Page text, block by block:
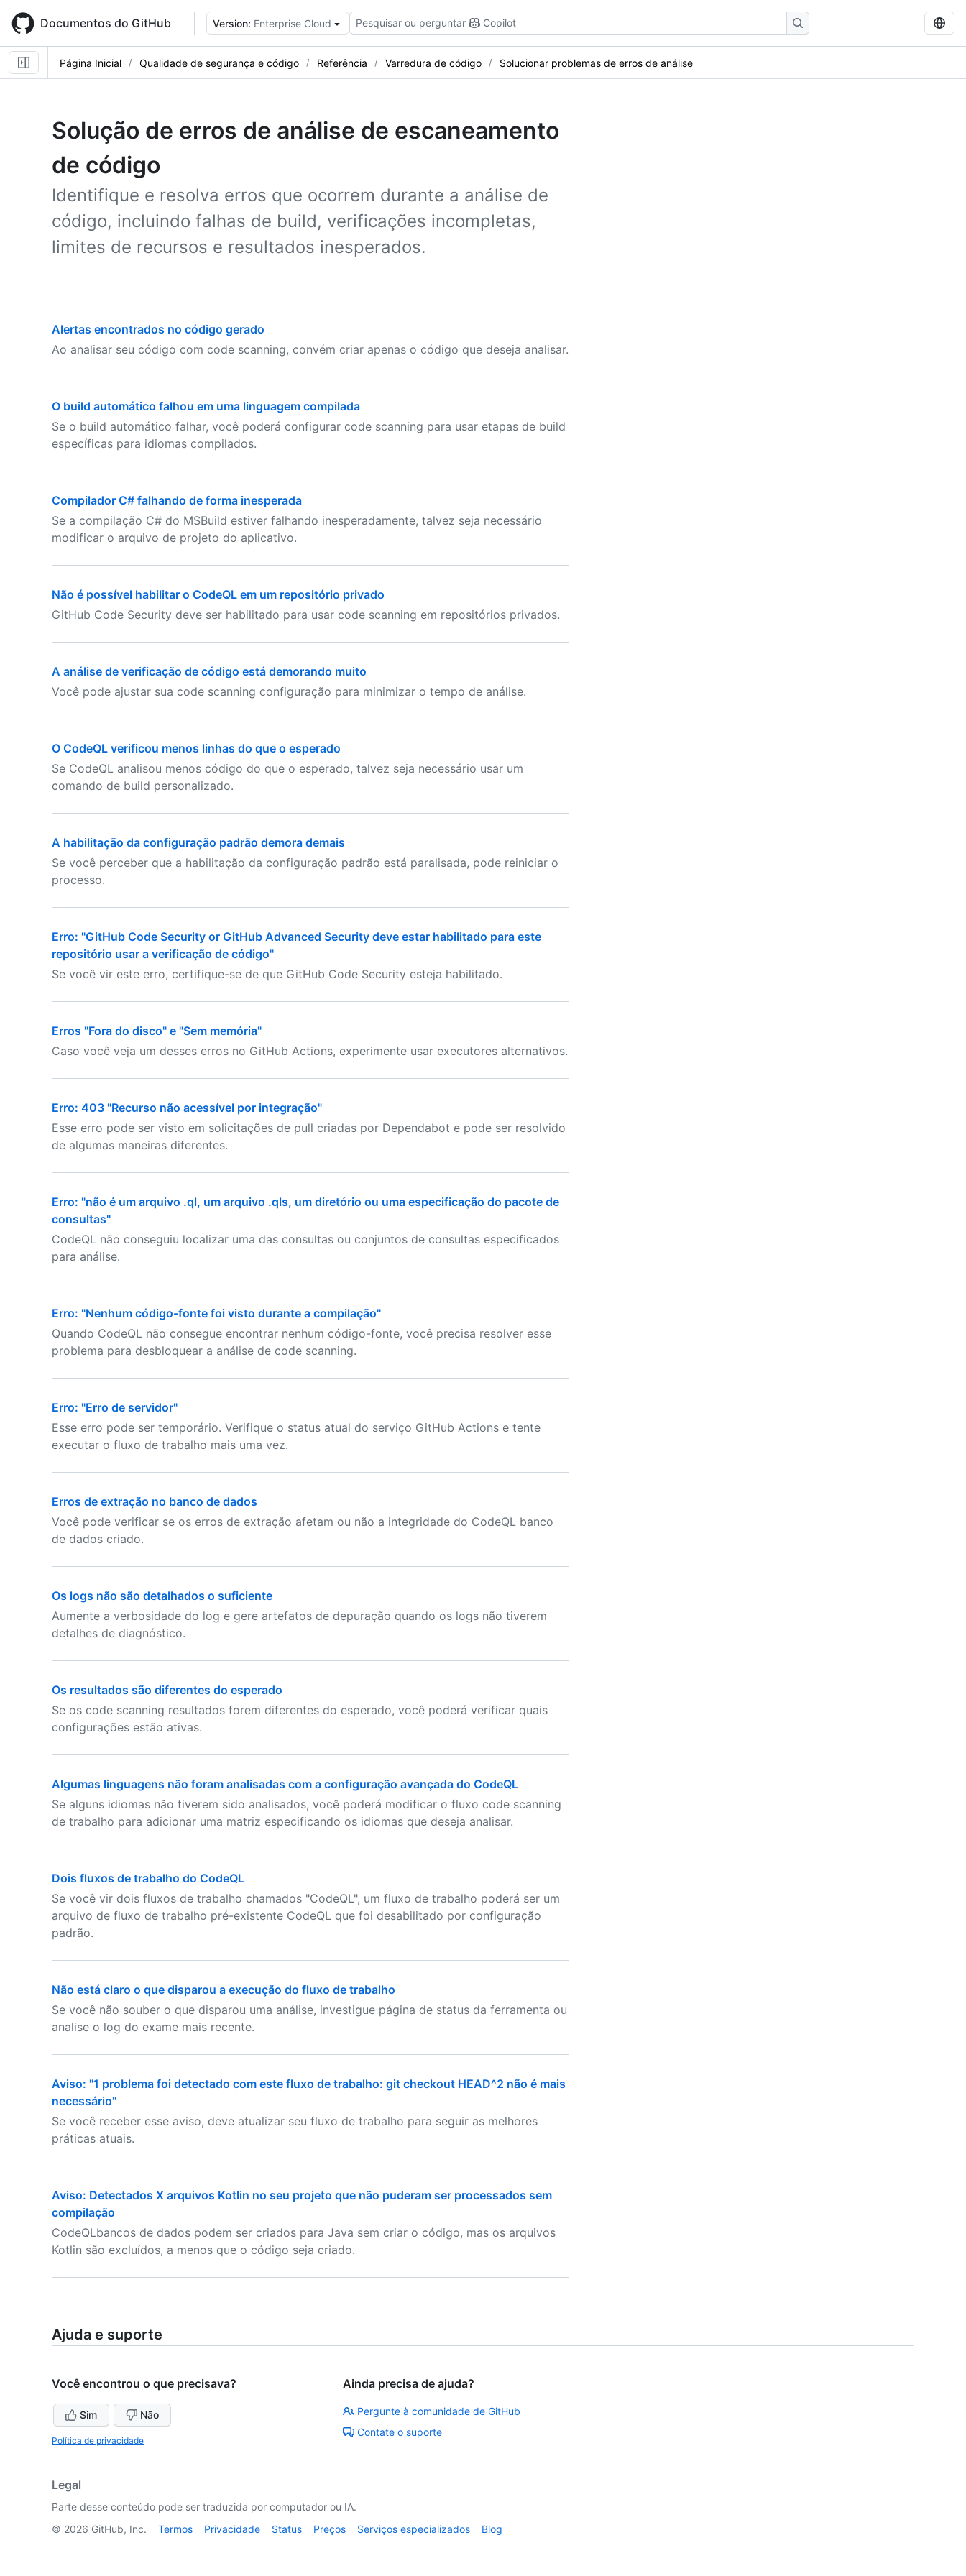
main
content
Documentos do GitHub Version: Enterprise Cloud Pesquisar ou perguntar Copilot
Página Inicial Qualidade de segurança e código Referência Varredura de código Solucionar problemas de erros de análise
Solução de erros de análise de escaneamento
de código
Identifique e resolva erros que ocorrem durante a análise de
código, incluindo falhas de build, verificações incompletas,
limites de recursos e resultados inesperados.
Alertas encontrados no código gerado
Ao analisar seu código com code scanning, convém criar apenas o código que deseja analisar.
O build automático falhou em uma linguagem compilada
Se o build automático falhar, você poderá configurar code scanning para usar etapas de build
específicas para idiomas compilados.
Compilador C# falhando de forma inesperada
Se a compilação C# do MSBuild estiver falhando inesperadamente, talvez seja necessário
modificar o arquivo de projeto do aplicativo.
Não é possível habilitar o CodeQL em um repositório privado
GitHub Code Security deve ser habilitado para usar code scanning em repositórios privados.
A análise de verificação de código está demorando muito
Você pode ajustar sua code scanning configuração para minimizar o tempo de análise.
O CodeQL verificou menos linhas do que o esperado
Se CodeQL analisou menos código do que o esperado, talvez seja necessário usar um
comando de build personalizado.
A habilitação da configuração padrão demora demais
Se você perceber que a habilitação da configuração padrão está paralisada, pode reiniciar o
processo.
Erro: "GitHub Code Security or GitHub Advanced Security deve estar habilitado para este
repositório usar a verificação de código"
Se você vir este erro, certifique-se de que GitHub Code Security esteja habilitado.
Erros "Fora do disco" e "Sem memória"
Caso você veja um desses erros no GitHub Actions, experimente usar executores alternativos.
Erro: 403 "Recurso não acessível por integração"
Esse erro pode ser visto em solicitações de pull criadas por Dependabot e pode ser resolvido
de algumas maneiras diferentes.
Erro: "não é um arquivo .ql, um arquivo .qls, um diretório ou uma especificação do pacote de
consultas"
CodeQL não conseguiu localizar uma das consultas ou conjuntos de consultas especificados
para análise.
Erro: "Nenhum código-fonte foi visto durante a compilação"
Quando CodeQL não consegue encontrar nenhum código-fonte, você precisa resolver esse
problema para desbloquear a análise de code scanning.
Erro: "Erro de servidor"
Esse erro pode ser temporário. Verifique o status atual do serviço GitHub Actions e tente
executar o fluxo de trabalho mais uma vez.
Erros de extração no banco de dados
Você pode verificar se os erros de extração afetam ou não a integridade do CodeQL banco
de dados criado.
Os logs não são detalhados o suficiente
Aumente a verbosidade do log e gere artefatos de depuração quando os logs não tiverem
detalhes de diagnóstico.
Os resultados são diferentes do esperado
Se os code scanning resultados forem diferentes do esperado, você poderá verificar quais
configurações estão ativas.
Algumas linguagens não foram analisadas com a configuração avançada do CodeQL
Se alguns idiomas não tiverem sido analisados, você poderá modificar o fluxo code scanning
de trabalho para adicionar uma matriz especificando os idiomas que deseja analisar.
Dois fluxos de trabalho do CodeQL
Se você vir dois fluxos de trabalho chamados "CodeQL", um fluxo de trabalho poderá ser um
arquivo de fluxo de trabalho pré-existente CodeQL que foi desabilitado por configuração
padrão.
Não está claro o que disparou a execução do fluxo de trabalho
Se você não souber o que disparou uma análise, investigue página de status da ferramenta ou
analise o log do exame mais recente.
Aviso: "1 problema foi detectado com este fluxo de trabalho: git checkout HEAD^2 não é mais
necessário"
Se você receber esse aviso, deve atualizar seu fluxo de trabalho para seguir as melhores
práticas atuais.
Aviso: Detectados X arquivos Kotlin no seu projeto que não puderam ser processados sem
compilação
CodeQLbancos de dados podem ser criados para Java sem criar o código, mas os arquivos
Kotlin são excluídos, a menos que o código seja criado.
Ajuda e suporte
Você encontrou o que precisava?
Sim Não
Política de privacidade
Ainda precisa de ajuda?
Pergunte à comunidade de GitHub
Contate o suporte
Legal
Parte desse conteúdo pode ser traduzida por computador ou IA.
© 2026 GitHub, Inc. Termos Privacidade Status Preços Serviços especializados Blog